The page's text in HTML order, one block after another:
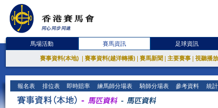
馬場活動 賽馬資訊 足球資訊
賽事資料(本地) 賽事資料(越洋轉播) 賽馬新聞 主要賽事 視聽播
報名表 排位表 即時賠率 練馬師分場表 騎師分場表 參考資料 統